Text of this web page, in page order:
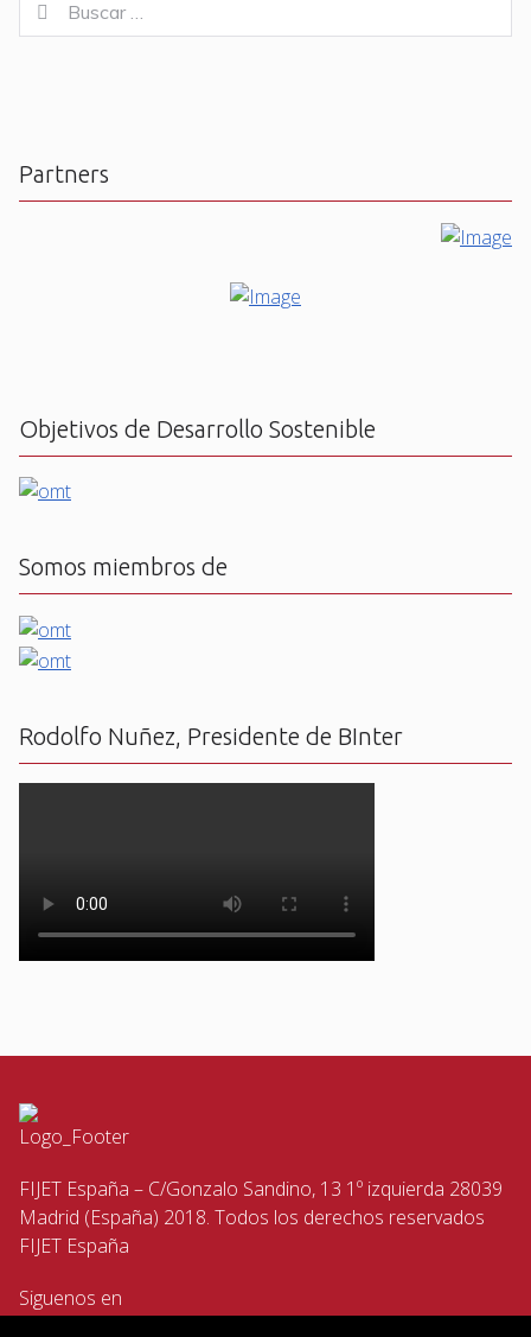
for:
Buscar
Partners
Objetivos de Desarrollo Sostenible
Somos miembros de
Rodolfo Nuñez, Presidente de BInter
FIJET España – C/Gonzalo Sandino, 13 1º izquierda 28039
Madrid (España) 2018. Todos los derechos reservados
FIJET España
Siguenos en